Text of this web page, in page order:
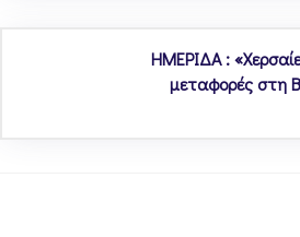
ΗΜΕΡΙΔΑ :
μεταφορές στη